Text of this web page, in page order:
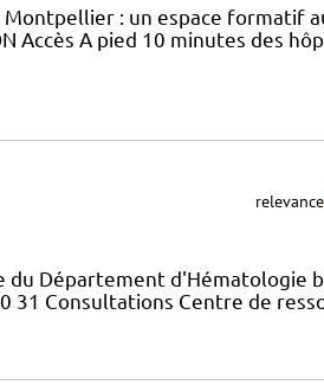
Montpellier : un espace formatif
Accès A pied 10 minutes des
du Département d'Hématologie
31 Consultations Centre de